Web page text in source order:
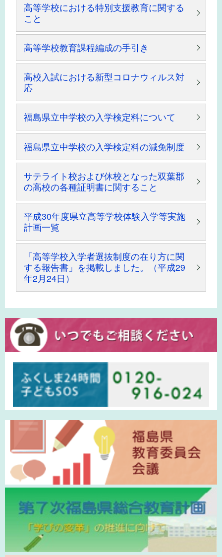
高等学校における特別支援教育に関する
こと
高等学校教育課程編成の手引き
高校入試における新型コロナウィルス対
応
福島県立中学校の入学検定料について
福島県立中学校の入学検定料の減免制度
サテライト校および休校となった双葉郡
の高校の各種証明書に関すること
平成30年度県立高等学校体験入学等実施
計画一覧
「高等学校入学者選抜制度の在り方に関
する報告書」を掲載しました。（平成29
年2月24日）